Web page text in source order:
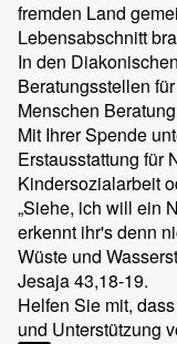
fremden Land
Lebensabschnitt
In den
Beratungsstellen
Menschen
Mit Ihrer Spende
Erstausstattung für
Kindersozialarbeit
„Siehe, ich will ein
erkennt ihr's denn
Wüste und
Jesaja 43,18-19.
Helfen Sie mit,
und Unterstützung